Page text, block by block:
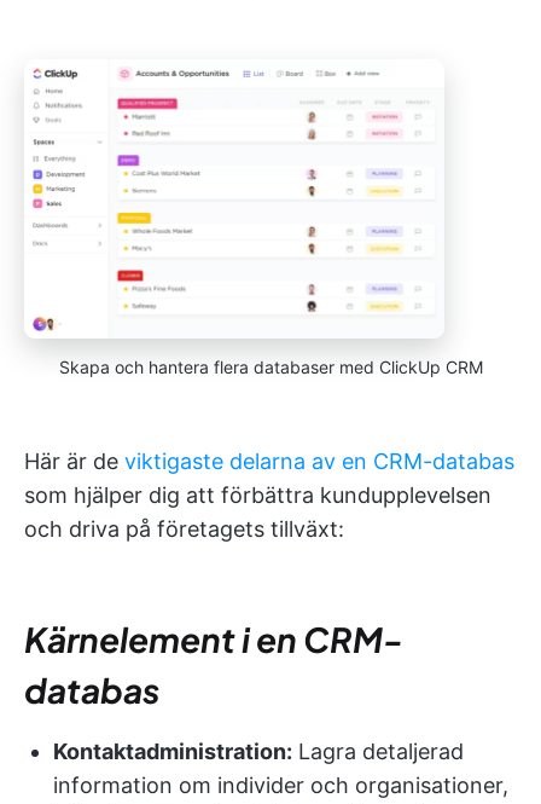
Skapa och hantera flera databaser med ClickUp CRM
Här är de viktigaste delarna av en CRM-databas
som hjälper dig att förbättra kundupplevelsen
och driva på företagets tillväxt:
Kärnelement i en CRM-
databas
Kontaktadministration: Lagra detaljerad
information om individer och organisationer,